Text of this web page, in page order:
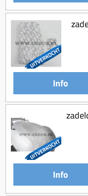
Info
Info